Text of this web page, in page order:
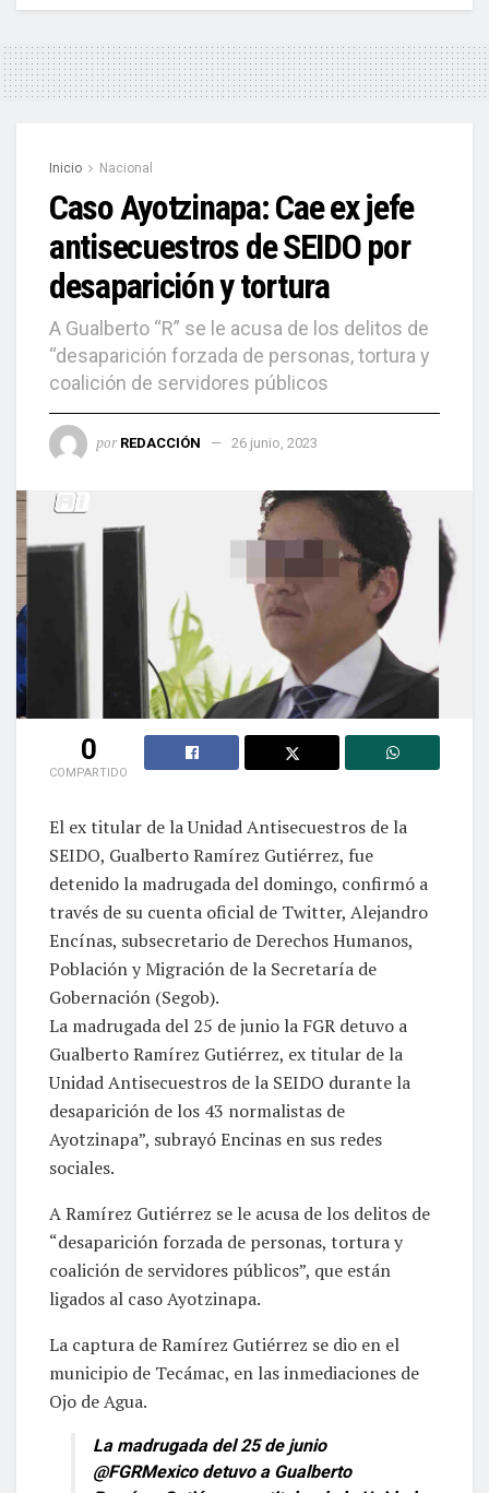
Inicio Nacional
Caso Ayotzinapa: Cae ex jefe
antisecuestros de SEIDO por
desaparición y tortura
A Gualberto “R” se le acusa de los delitos de
“desaparición forzada de personas, tortura y
coalición de servidores públicos
por REDACCIÓN 26 junio, 2023
0
COMPARTIDO
El ex titular de la Unidad Antisecuestros de la
SEIDO, Gualberto Ramírez Gutiérrez, fue
detenido la madrugada del domingo, confirmó a
través de su cuenta oficial de Twitter, Alejandro
Encínas, subsecretario de Derechos Humanos,
Población y Migración de la Secretaría de
Gobernación (Segob).
La madrugada del 25 de junio la FGR detuvo a
Gualberto Ramírez Gutiérrez, ex titular de la
Unidad Antisecuestros de la SEIDO durante la
desaparición de los 43 normalistas de
Ayotzinapa”, subrayó Encinas en sus redes
sociales.
A Ramírez Gutiérrez se le acusa de los delitos de
“desaparición forzada de personas, tortura y
coalición de servidores públicos”, que están
ligados al caso Ayotzinapa.
La captura de Ramírez Gutiérrez se dio en el
municipio de Tecámac, en las inmediaciones de
Ojo de Agua.
La madrugada del 25 de junio
@FGRMexicodetuvo a Gualberto